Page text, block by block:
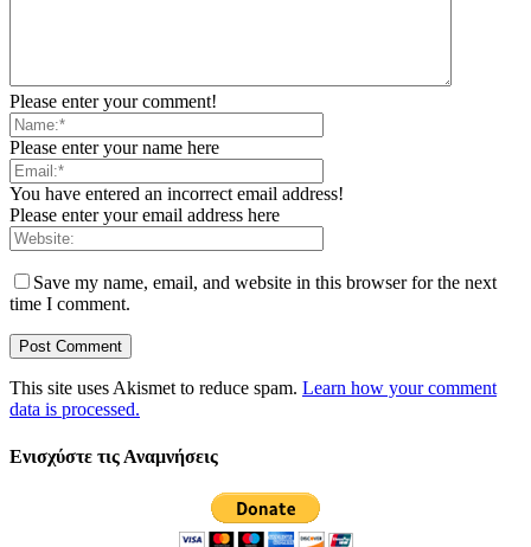
Please enter your comment!
Please enter your name here
You have entered an incorrect email address!
Please enter your email address here
Save my name, email, and website in this browser for the next
time I comment.
This site uses Akismet to reduce spam. Learn how your comment
data is processed.
Ενισχύστε τις Αναμνήσεις